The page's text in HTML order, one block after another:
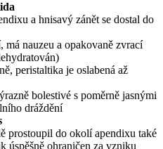
a hnisavý zánět se dostal do
má nauzeu a opakovaně zvrací
peristaltika je oslabená až
bolestivé s poměrně jasnými
dráždění
prostoupil do okolí apendixu také
úspěšně ohraničen za vzniku